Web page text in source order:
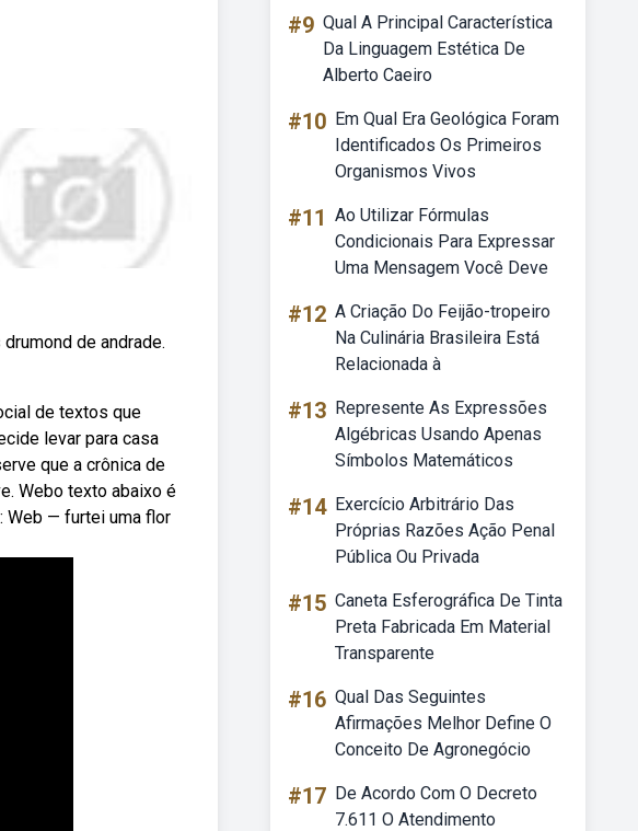
de andrade.
de textos que
levar para casa
que a crônica de
Webo texto abaixo é
Web — furtei uma flor
#9 Qual A Principal Característica
Da Linguagem Estética De
Alberto Caeiro
#10 Em Qual Era Geológica Foram
Identificados Os Primeiros
Organismos Vivos
#11 Ao Utilizar Fórmulas
Condicionais Para Expressar
Uma Mensagem Você Deve
#12 A Criação Do Feijão-tropeiro
Na Culinária Brasileira Está
Relacionada à
#13 Represente As Expressões
Algébricas Usando Apenas
Símbolos Matemáticos
#14 Exercício Arbitrário Das
Próprias Razões Ação Penal
Pública Ou Privada
#15 Caneta Esferográfica De Tinta
Preta Fabricada Em Material
Transparente
#16 Qual Das Seguintes
Afirmações Melhor Define O
Conceito De Agronegócio
#17 De Acordo Com O Decreto
7.611 O Atendimento